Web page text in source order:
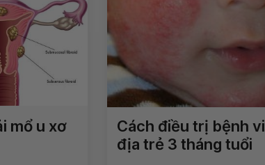
mổ u xơ
Cách điều trị bệnh
địa trẻ 3 tháng tuổi